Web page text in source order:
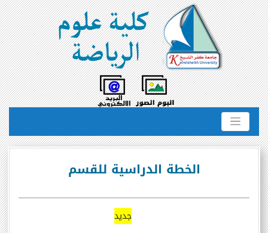
الخطة الدراسية للقسم
جديد